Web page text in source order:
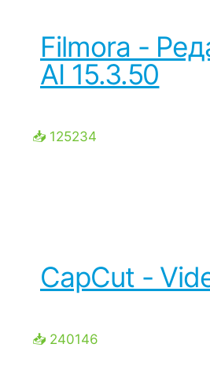
Filmora -
AI 15.3.50
📥 125234
CapCut -
📥 240146